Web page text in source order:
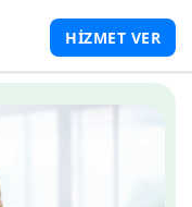
HİZMET VER